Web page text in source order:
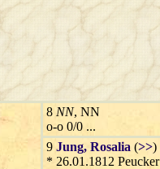
8 NN, NN
o-o 0/0 ...
9 Jung, Rosalia (>>)
* 26.01.1812 Peucker